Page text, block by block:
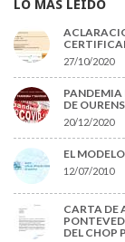
LO MÁS LEÍDO
27/10/2020
PANDEMIA
DE
20/12/2020
EL
12/07/2010
CARTA DE
DEL CHOP